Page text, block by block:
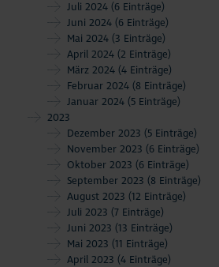
Juli 2024 (6 Einträge)
Juni 2024 (6 Einträge)
Mai 2024 (3 Einträge)
April 2024 (2 Einträge)
März 2024 (4 Einträge)
Februar 2024 (8 Einträge)
Januar 2024 (5 Einträge)
2023
Dezember 2023 (5 Einträge)
November 2023 (6 Einträge)
Oktober 2023 (6 Einträge)
September 2023 (8 Einträge)
August 2023 (12 Einträge)
Juli 2023 (7 Einträge)
Juni 2023 (13 Einträge)
Mai 2023 (11 Einträge)
April 2023 (4 Einträge)